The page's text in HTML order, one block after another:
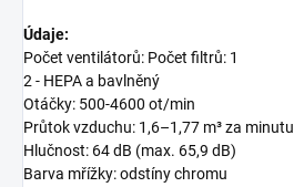
Údaje:
Počet ventilátorů: Počet filtrů: 1
2 - HEPA a bavlněný
Otáčky: 500-4600 ot/min
Průtok vzduchu: 1,6–1,77 m³ za minutu
Hlučnost: 64 dB (max. 65,9 dB)
Barva mřížky: odstíny chromu